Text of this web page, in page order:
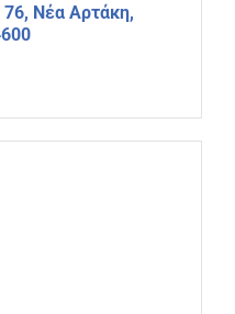
76, Νέα Αρτάκη,